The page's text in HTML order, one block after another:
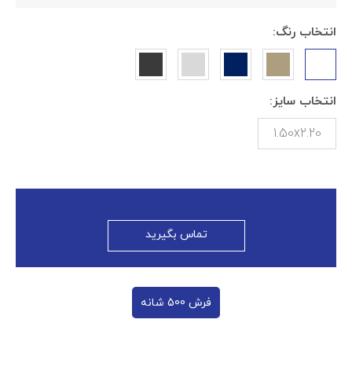
انتخاب رنگ:
انتخاب سایز:
1.50x2.20
تماس بگیرید
فرش 500 شانه